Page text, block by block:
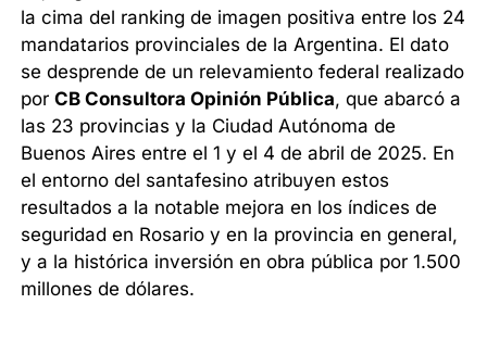
la cima del ranking de imagen positiva entre los 24
mandatarios provinciales de la Argentina. El dato
se desprende de un relevamiento federal realizado
porCB Consultora Opinión Pública, que abarcó a
las 23 provincias y la Ciudad Autónoma de
Buenos Aires entre el 1 y el 4 de abril de 2025. En
el entorno del santafesino atribuyen estos
resultados a la notable mejora en los índices de
seguridad en Rosario y en la provincia en general,
y a la histórica inversión en obra pública por 1.500
millones de dólares.